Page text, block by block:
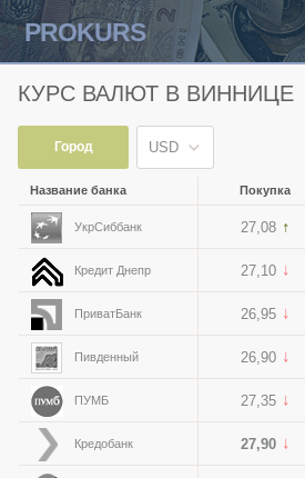
PROKURS
КУРС ВАЛЮТ В ВИННИЦЕ
Город USD
Название банка Покупка
УкрСиббанк 27,08
Кредит Днепр 27,10
ПриватБанк 26,95
Пивденный 26,90
ПУМБ 27,35
Кредобанк 27,90